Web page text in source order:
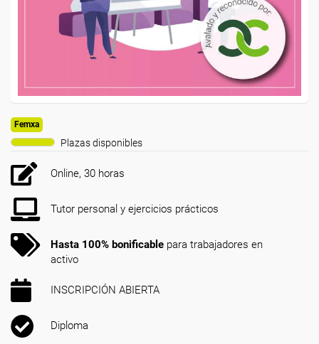
Femxa
Plazas disponibles
Online, 30 horas
Tutor personal y ejercicios prácticos
Hasta 100% bonificable para trabajadores en
activo
INSCRIPCIÓN ABIERTA
Diploma